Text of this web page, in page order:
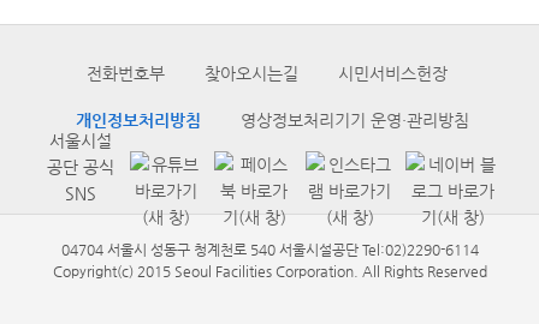
전화번호부 찾아오시는길 시민서비스헌장
개인정보처리방침
영상정보처리기기 운영·관리방침
서울시설
공단 공식
SNS
04704 서울시 성동구 청계천로 540 서울시설공단 Tel:02)2290-6114
Copyright(c) 2015 Seoul Facilities Corporation. All Rights Reserved